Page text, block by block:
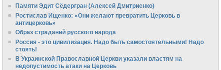
Памяти Эдит Сёдергран (Алексей Дмитриенко)
Ростислав Ищенко: «Они желают превратить Церковь в
антицерковь»
Образ страданий русского народа
Россия - это цивилизация. Надо быть самостоятельными! Надо
стоять!
В Украинской Православной Церкви указали властям на
недопустимость атаки на Церковь